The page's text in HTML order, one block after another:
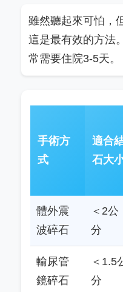
雖然聽起來可怕，
這是最有效的方法
常需要住院3-5天。
手術方
式
適合
石大
體外震
波碎石
＜2公
分
輸尿管
鏡碎石
＜1.5
分